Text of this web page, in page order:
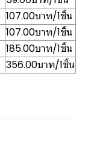
107.00บาท/1ชิ้น
107.00บาท/1ชิ้น
185.00บาท/1ชิ้น
356.00บาท/1ชิ้น